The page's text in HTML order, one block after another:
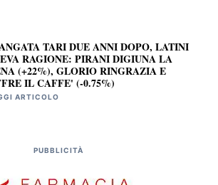
TARI DUE ANNI DOPO, LATINI
RAGIONE: PIRANI DIGIUNA LA
(+22%), GLORIO RINGRAZIA E
IL CAFFE' (-0.75%)
ARTICOLO
PUBBLICITÀ